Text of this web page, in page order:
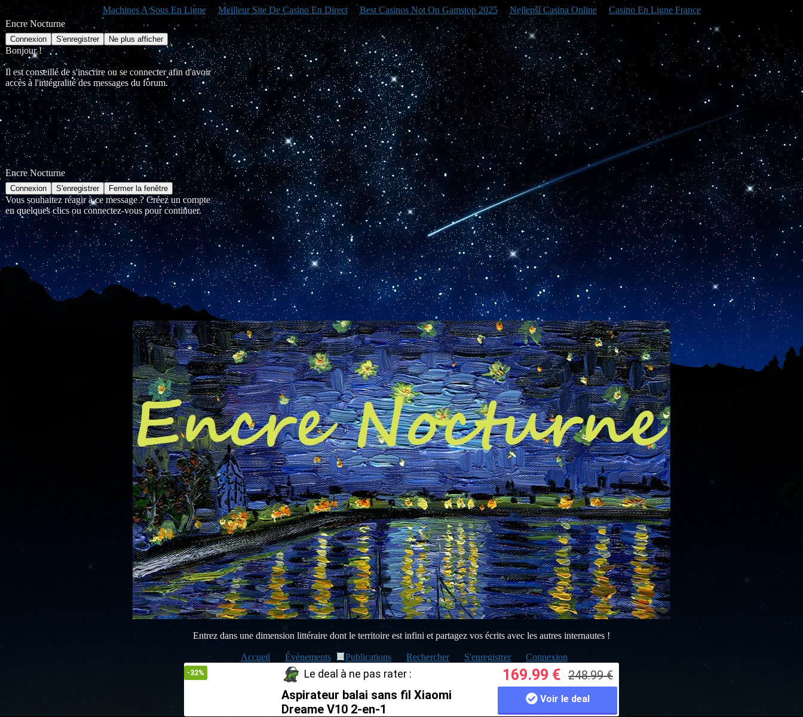
Machines A Sous En Ligne Meilleur Site De Casino En Direct Best Casinos Not On Gamstop 2025 Nejlepší Casina Online
Casino En Ligne France
Encre Nocturne
Bonjour !
Il est conseillé de s'inscrire ou se connecter afin d'avoir
accès à l'intégralité des messages du forum.
Encre Nocturne
Vous souhaitez réagir à ce message ? Créez un compte
en quelques clics ou connectez-vous pour continuer.
Entrez dans une dimension littéraire dont le territoire est infini et partagez vos écrits avec les autres internautes !
Accueil Évènements Publications Rechercher S'enregistrer Connexion
-32% Le deal à ne pas rater :
Aspirateur balai sans fil Xiaomi
Dreame V10 2-en-1
169.99 € 248.99 €
Voir le deal